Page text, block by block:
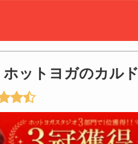
ホットヨガのカルド